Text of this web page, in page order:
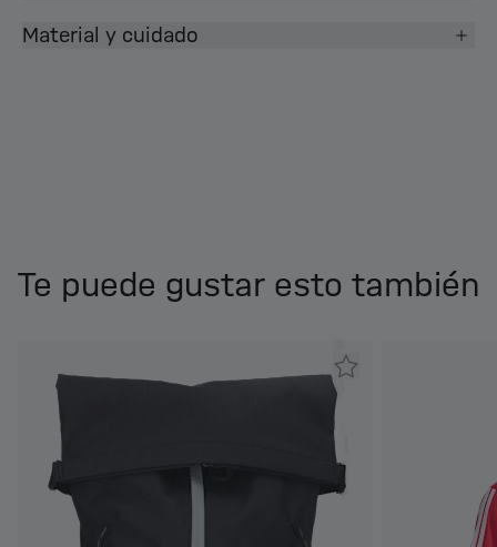
Material y cuidado
Te puede gustar esto también